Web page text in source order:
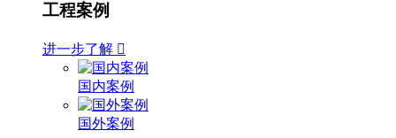
工程案例
进一步了解 
国内案例
国外案例